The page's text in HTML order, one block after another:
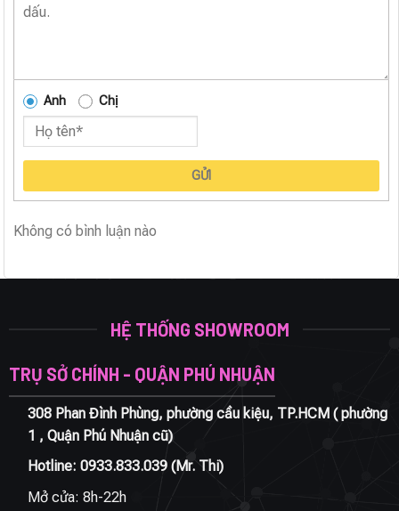
Anh Chị
GỬI
Không có bình luận nào
HỆ THỐNG SHOWROOM
TRỤ SỞ CHÍNH - QUẬN PHÚ NHUẬN
308 Phan Đình Phùng, phường cầu kiệu, TP.HCM ( phường
1 , Quận Phú Nhuận cũ)
Hotline: 0933.833.039(Mr. Thi)
Mở cửa: 8h-22h